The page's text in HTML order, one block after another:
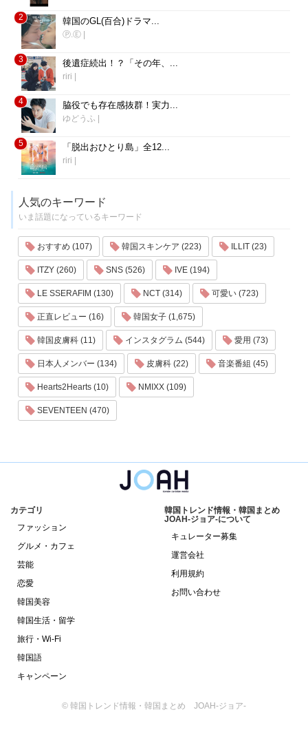
2 韓国のGL(百合)ドラマ...
Ⓟ.Ⓔ
3 後遺症続出！？「その年、...
riri
4 脇役でも存在感抜群！実力...
ゆどうふ
5 「脱出おひとり島」全12...
riri
人気のキーワード
いま話題になっているキーワード
おすすめ (107) 韓国スキンケア (223) ILLIT (23)
ITZY (260) SNS (526) IVE (194)
LE SSERAFIM (130) NCT (314) 可愛い (723)
正直レビュー (16) 韓国女子 (1,675)
韓国皮膚科 (11) インスタグラム (544) 愛用 (73)
日本人メンバー (134) 皮膚科 (22) 音楽番組 (45)
Hearts2Hearts (10) NMIXX (109)
SEVENTEEN (470)
カテゴリ
ファッション
グルメ・カフェ
芸能
恋愛
韓国美容
韓国生活・留学
旅行・Wi-Fi
韓国語
キャンペーン
韓国トレンド情報・韓国まとめ
JOAH-ジョア-について
キュレーター募集
運営会社
利用規約
お問い合わせ
© 韓国トレンド情報・韓国まとめ JOAH-ジョア-